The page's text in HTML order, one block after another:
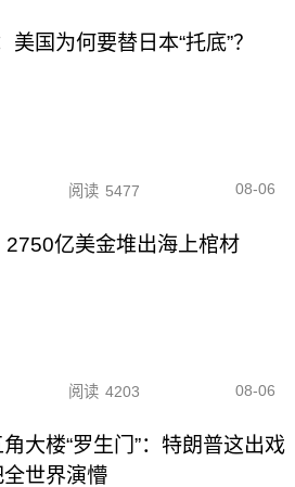
国为何要替日本“托底”？
阅读 5477 08-06
2750亿美金堆出海上棺材
阅读 4203 08-06
角大楼“罗生门”：特朗普这出戏
全世界演懵